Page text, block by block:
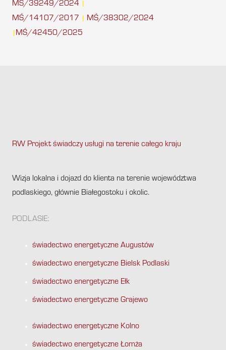
MŚ/39249/2024
MŚ/14107/2017 MŚ/38302/2024
MŚ/42450/2025
RW Projekt świadczy usługi na terenie całego kraju
Wizja lokalna i dojazd do klienta na terenie województwa
podlaskiego, głównie Białegostoku i okolic.
PODLASIE:
świadectwo energetyczne Augustów
świadectwo energetyczne Bielsk Podlaski
świadectwo energetyczne Ełk
świadectwo energetyczne Grajewo
świadectwo energetyczne Kolno
świadectwo energetyczne Łomża